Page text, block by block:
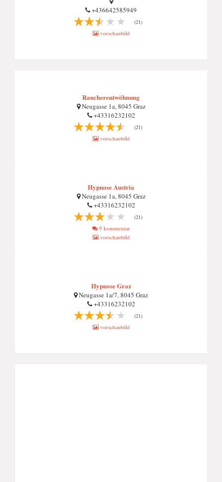
+436642585949
(21)
vorschaubild
Raucherentwöhnung
Neugasse 1a, 8045 Graz
+43316232102
(21)
vorschaubild
Hypnose Austria
Neugasse 1a, 8045 Graz
+43316232102
(21)
9 kommentar
vorschaubild
Hypnose Graz
Neugasse 1a/7, 8045 Graz
+43316232102
(21)
vorschaubild